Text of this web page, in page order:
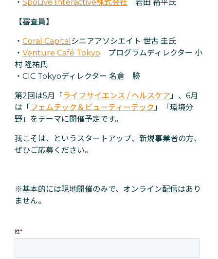
・ SpoLive Interactive株式会社 岩田 裕平氏
【審査員】
・ Coral Capital シニアアソシエイト 世古 圭氏
・ Venture Café Tokyo プログラムディレクター 小
村 隆祐氏
・CIC Tokyoディレクター 名倉 勝
第2回は5月「ライフサイエンス / ヘルスケア 」、6月
は「フェムテック＆ビューティーテック 」「環境分
野」をテーマに開催予定です。
我こそは、というスタートアップ、新規事業者の方、
ぜひご応募ください。
※基本的には現地開催のみで、オンライン配信はあり
ません。